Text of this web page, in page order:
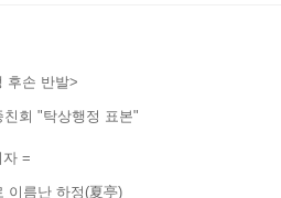
후손 반발>
회 "탁상행정 표본"
자 =
이름난 하정(夏亭)